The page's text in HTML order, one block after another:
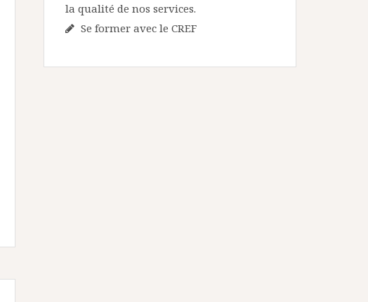
la qualité de nos services.
Se former avec le CREF